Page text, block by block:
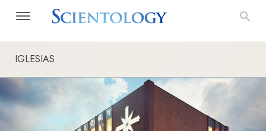
IGLESIAS